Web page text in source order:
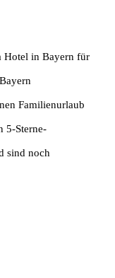
Hotel in Bayern für
Familienurlaub
5-Sterne-
sind noch